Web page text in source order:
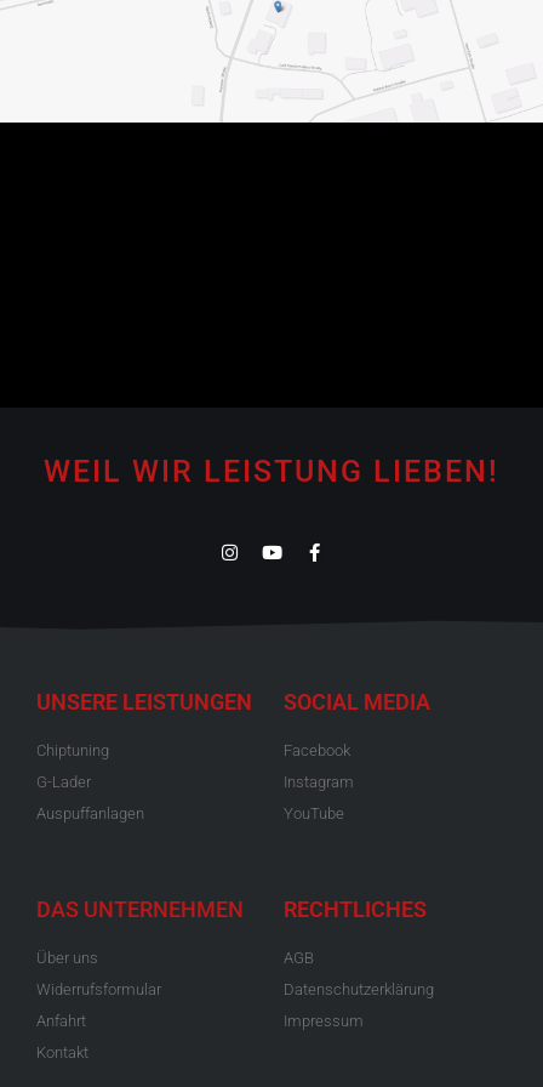
a
WEIL WIR LEISTUNG LIEBEN!
UNSERE LEISTUNGEN
Chiptuning
G-Lader
Auspuffanlagen
SOCIAL MEDIA
Facebook
Instagram
YouTube
DAS UNTERNEHMEN
Über uns
Widerrufsformular
Anfahrt
Kontakt
RECHTLICHES
AGB
Datenschutzerklärung
Impressum